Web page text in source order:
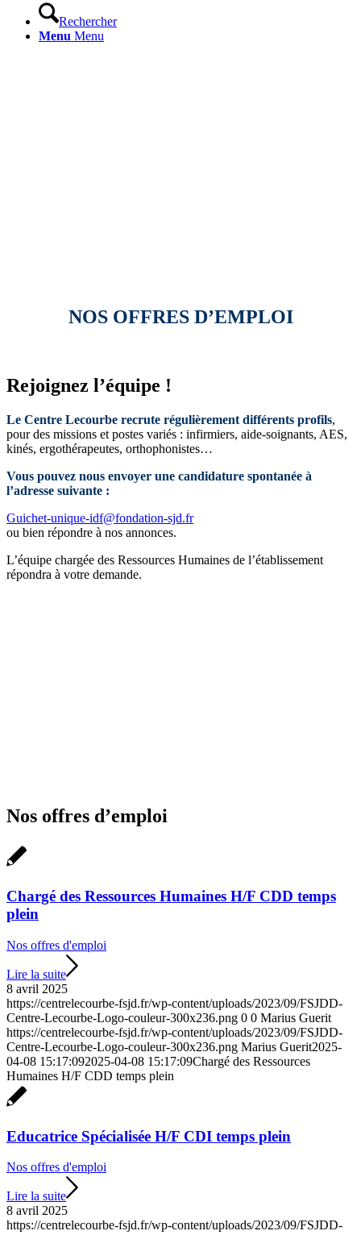
Rechercher
Menu Menu
NOS OFFRES D’EMPLOI
Rejoignez l’équipe !
Le Centre Lecourbe recrute régulièrement différents profils,
pour des missions et postes variés : infirmiers, aide-soignants, AES,
kinés, ergothérapeutes, orthophonistes…
Vous pouvez nous envoyer une candidature spontanée à
l’adresse suivante :
Guichet-unique-idf@fondation-sjd.fr
ou bien répondre à nos annonces.
L’équipe chargée des Ressources Humaines de l’établissement
répondra à votre demande.
Nos offres d’emploi
Chargé des Ressources Humaines H/F CDD temps
plein
Nos offres d'emploi
Lire la suite
8 avril 2025
https://centrelecourbe-fsjd.fr/wp-content/uploads/2023/09/FSJDD-
Centre-Lecourbe-Logo-couleur-300x236.png 0 0 Marius Guerit
https://centrelecourbe-fsjd.fr/wp-content/uploads/2023/09/FSJDD-
Centre-Lecourbe-Logo-couleur-300x236.png Marius Guerit2025-
04-08 15:17:092025-04-08 15:17:09Chargé des Ressources
Humaines H/F CDD temps plein
Educatrice Spécialisée H/F CDI temps plein
Nos offres d'emploi
Lire la suite
8 avril 2025
https://centrelecourbe-fsjd.fr/wp-content/uploads/2023/09/FSJDD-